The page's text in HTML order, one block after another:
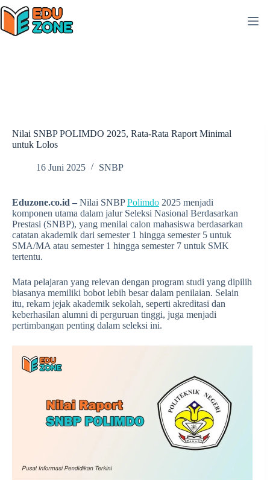
Skip
to
content
Nilai SNBP POLIMDO 2025, Rata-Rata Raport Minimal
untuk Lolos
16 Juni 2025 SNBP
Eduzone.co.id – Nilai SNBPPolimdo 2025 menjadi
komponen utama dalam jalur Seleksi Nasional Berdasarkan
Prestasi (SNBP), yang menilai calon mahasiswa berdasarkan
catatan akademik dari semester 1 hingga semester 5 untuk
SMA/MA atau semester 1 hingga semester 7 untuk SMK
tertentu.
Mata pelajaran yang relevan dengan program studi yang dipilih
biasanya memiliki bobot lebih besar dalam penilaian. Selain
itu, rekam jejak akademik sekolah, seperti akreditasi dan
keberhasilan alumni di perguruan tinggi, juga menjadi
pertimbangan penting dalam seleksi ini.